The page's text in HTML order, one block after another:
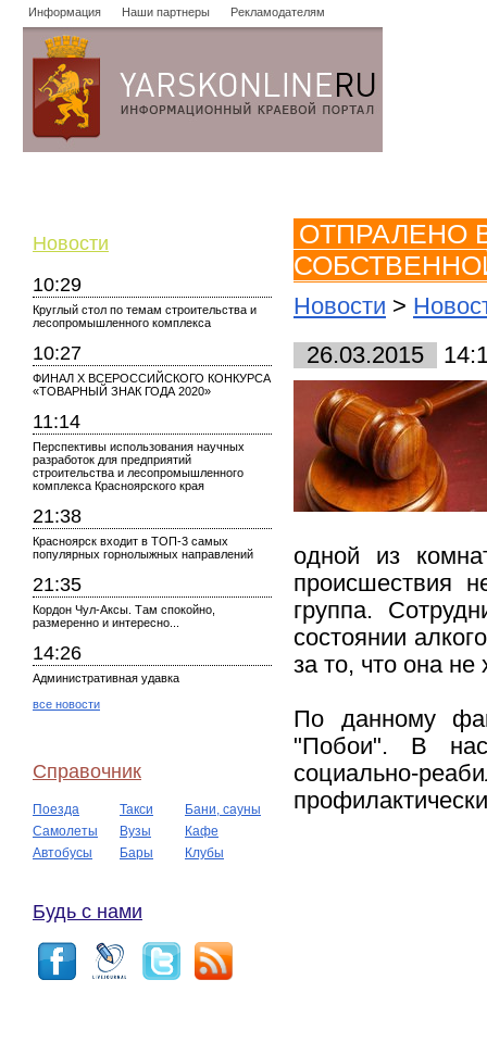
Информация Наши партнеры Рекламодателям
Новости
10:29
Круглый стол по темам строительства и
лесопромышленного комплекса
10:27
ФИНАЛ X ВСЕРОССИЙСКОГО КОНКУРСА
«ТОВАРНЫЙ ЗНАК ГОДА 2020»
11:14
Перспективы использования научных
разработок для предприятий
строительства и лесопромышленного
комплекса Красноярского края
21:38
Красноярск входит в ТОП-3 самых
популярных горнолыжных направлений
21:35
Кордон Чул-Аксы. Там спокойно,
размеренно и интересно...
14:26
Административная удавка
все новости
Справочник
Поезда Такси
Бани, сауны
Самолеты
Вузы
Кафе
Автобусы
Бары Клубы
Будь с нами
ОТПРАЛЕНО
Новости >
26.03.2015
одной из
происшествия
группа.
состоянии
за то, что она не
По данному
"Побои". В
социально-